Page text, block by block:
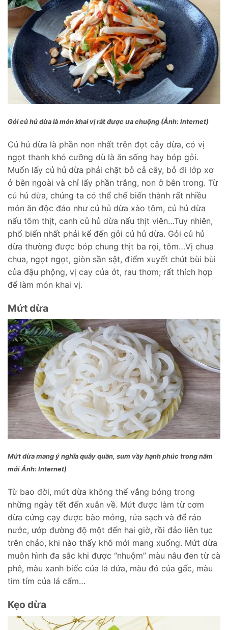
Gỏi củ hủ dừa là món khai vị rất được ưa chuộng (Ảnh: Internet)
Củ hủ dừa là phần non nhất trên đọt cây dừa, có vị
ngọt thanh khó cưỡng dù là ăn sống hay bóp gỏi.
Muốn lấy củ hủ dừa phải chặt bỏ cả cây, bỏ đi lớp xơ
ở bên ngoài và chỉ lấy phần trắng, non ở bên trong. Từ
củ hủ dừa, chúng ta có thể chế biến thành rất nhiều
món ăn độc đáo như củ hủ dừa xào tôm, củ hủ dừa
nấu tôm thịt, canh củ hủ dừa nấu thịt viên…Tuy nhiên,
phổ biến nhất phải kể đến gỏi củ hủ dừa. Gỏi củ hủ
dừa thường được bóp chung thịt ba rọi, tôm…Vị chua
chua, ngọt ngọt, giòn sần sật, điểm xuyết chút bùi bùi
của đậu phộng, vị cay của ớt, rau thơm; rất thích hợp
để làm món khai vị.
Mứt dừa
Mứt dừa mang ý nghĩa quây quần, sum vầy hạnh phúc trong năm
mới Ảnh: Internet)
Từ bao đời, mứt dừa không thể vắng bóng trong
những ngày tết đến xuân về. Mứt được làm từ cơm
dừa cứng cạy được bào mỏng, rửa sạch và để ráo
nước, ướp đường độ một đến hai giờ, rồi đảo liên tục
trên chảo, khi nào thấy khô mới mang xuống. Mứt dừa
muôn hình đa sắc khi được “nhuộm” màu nâu đen từ cà
phê, màu xanh biếc của lá dứa, màu đỏ của gấc, màu
tim tím của lá cẩm…
Kẹo dừa